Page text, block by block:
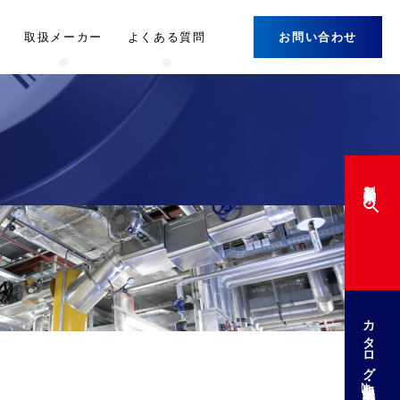
取扱メーカー よくある質問 お問い合わせ
カタログ・取扱説明書
DL